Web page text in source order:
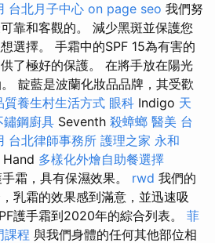
台北月子中心 on page seo 我們努
靠和客觀的。 減少黑斑並保護您
選擇。 手霜中的SPF 15為有害的
了極好的保護。 在將手放在陽光
靛藍是波蘭化妝品品牌，其受歡
質養生村生活方式 眼科 Indigo 天
鏽鋼廚具 Seventh 殺蟑螂 醫美 台
台北律師事務所 護理之家 永和
Hand 多樣化外燴自助餐選擇
霜，具有保濕效果。 rwd 我們的
乳霜的效果感到滿意，並迅速吸
護手霜到2020年的綜合列表。 菲
課程 與我們身體的任何其他部位相